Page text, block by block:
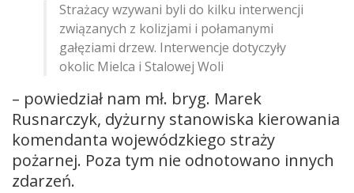
Strażacy wzywani byli do kilku interwencji
związanych z kolizjami i połamanymi
gałęziami drzew. Interwencje dotyczyły
okolic Mielca i Stalowej Woli
– powiedział nam mł. bryg. Marek
Rusnarczyk, dyżurny stanowiska kierowania
komendanta wojewódzkiego straży
pożarnej. Poza tym nie odnotowano innych
zdarzeń.